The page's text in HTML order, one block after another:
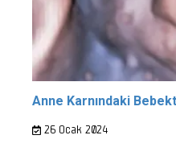
Anne Karnındaki
26 Ocak 2024